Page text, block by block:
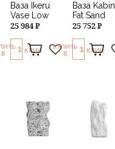
Ваза Ikeru
Vase Low
25 984 ₽
В
1 КЛИК
Ваза Kabin
Fat Sand
25 752 ₽
КУПИТЬ
В
1 КЛИК